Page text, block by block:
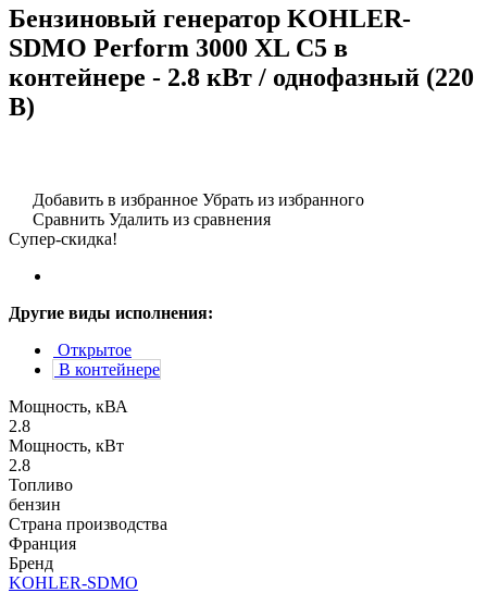
Бензиновый генератор KOHLER-
SDMO Perform 3000 XL C5 в
контейнере - 2.8 кВт / однофазный (220
В)
Добавить в избранное Убрать из избранного
Сравнить Удалить из сравнения
Супер-скидка!
Другие виды исполнения:
Открытое
В контейнере
Мощность, кВА
2.8
Мощность, кВт
2.8
Топливо
бензин
Страна производства
Франция
Бренд
KOHLER-SDMO